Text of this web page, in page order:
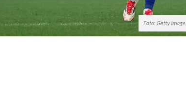
Foto: Getty